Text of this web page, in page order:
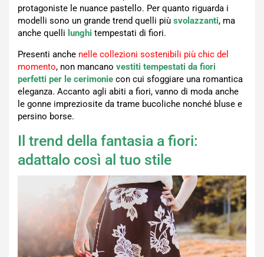
protagoniste le nuance pastello. Per quanto riguarda i
modelli sono un grande trend quelli più svolazzanti, ma
anche quelli lunghi tempestati di fiori.
Presenti anche nelle collezioni sostenibili più chic del
momento, non mancano vestiti tempestati da fiori
perfetti per le cerimonie con cui sfoggiare una romantica
eleganza. Accanto agli abiti a fiori, vanno di moda anche
le gonne impreziosite da trame bucoliche nonché bluse e
persino borse.
Il trend della fantasia a fiori:
adattalo così al tuo stile